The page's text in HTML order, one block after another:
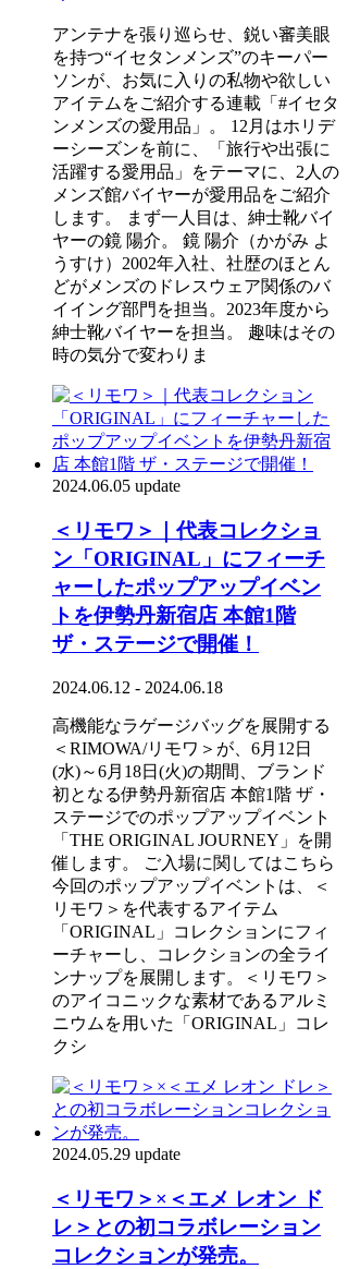
アンテナを張り巡らせ、鋭い審美眼
を持つ“イセタンメンズ”のキーパー
ソンが、お気に入りの私物や欲しい
アイテムをご紹介する連載「#イセタ
ンメンズの愛用品」。 12月はホリデ
ーシーズンを前に、「旅行や出張に
活躍する愛用品」をテーマに、2人の
メンズ館バイヤーが愛用品をご紹介
します。 まず一人目は、紳士靴バイ
ヤーの鏡 陽介。 鏡 陽介（かがみ よ
うすけ）2002年入社、社歴のほとん
どがメンズのドレスウェア関係のバ
イイング部門を担当。2023年度から
紳士靴バイヤーを担当。 趣味はその
時の気分で変わりま
2024.06.05 update
＜リモワ＞｜代表コレクショ
ン「ORIGINAL」にフィーチ
ャーしたポップアップイベン
トを伊勢丹新宿店 本館1階
ザ・ステージで開催！
2024.06.12 - 2024.06.18
高機能なラゲージバッグを展開する
＜RIMOWA/リモワ＞が、6月12日
(水)～6月18日(火)の期間、ブランド
初となる伊勢丹新宿店 本館1階 ザ・
ステージでのポップアップイベント
「THE ORIGINAL JOURNEY」を開
催します。 ご入場に関してはこちら
今回のポップアップイベントは、＜
リモワ＞を代表するアイテム
「ORIGINAL」コレクションにフィ
ーチャーし、コレクションの全ライ
ンナップを展開します。＜リモワ＞
のアイコニックな素材であるアルミ
ニウムを用いた「ORIGINAL」コレ
クシ
2024.05.29 update
＜リモワ＞×＜エメ レオン ド
レ＞との初コラボレーション
コレクションが発売。